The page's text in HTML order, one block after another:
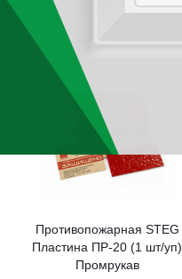
По наличию
Противопожарная STEG
Пластина ПР-20 (1 шт/уп)
Промрукав